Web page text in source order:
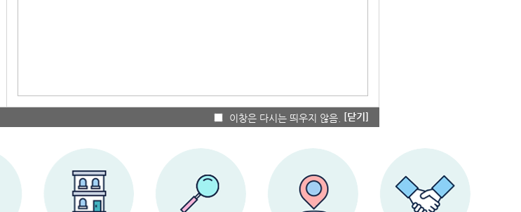
이창은 다시는 띄우지 않음. [닫기]